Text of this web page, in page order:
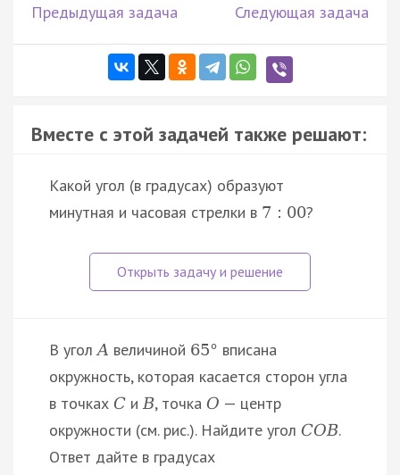
Предыдущая задача Следующая задача
Вместе с этой задачей также решают:
Какой угол (в градусах) образуют
минутная и часовая стрелки в 7 : 00?
В уголA величиной 65° вписана
окружность, которая касается сторон угла
в точках C иB, точка O — центр
окружности (см. рис.). Найдите угол COB.
Ответ дайте в градусах